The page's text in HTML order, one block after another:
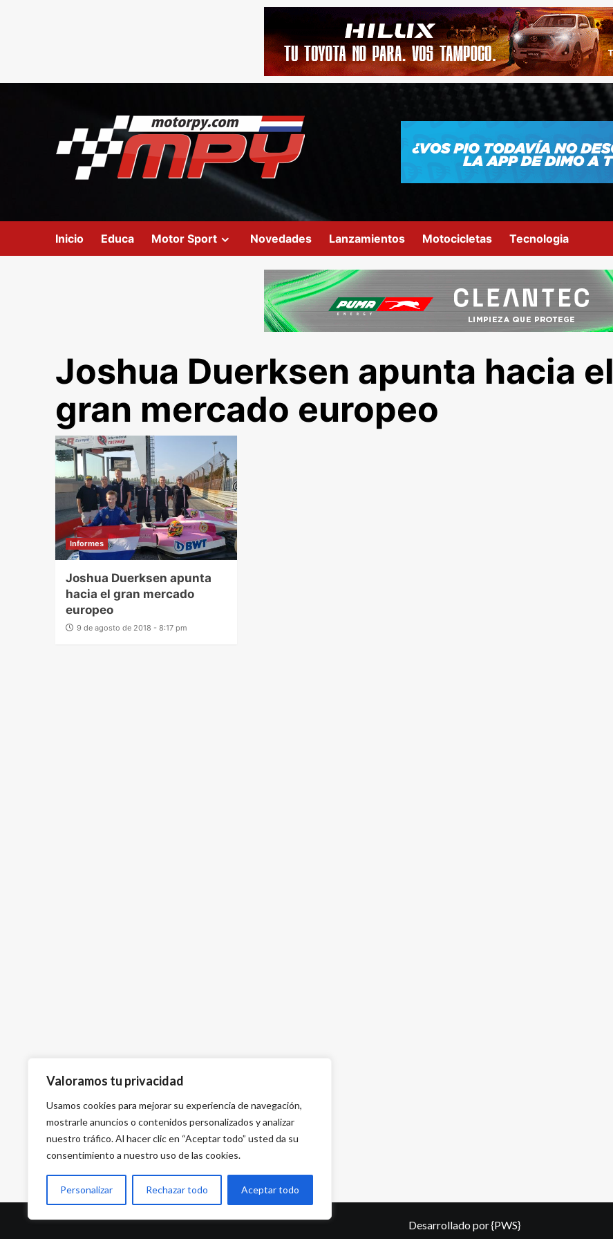
Valoramos tu privacidad
Usamos cookies para mejorar su experiencia de navegación,
mostrarle anuncios o contenidos personalizados y analizar
nuestro tráfico. Al hacer clic en “Aceptar todo” usted da su
consentimiento a nuestro uso de las cookies.
Personalizar Rechazar todo Aceptar todo
Inicio Educa Motor Sport Novedades Lanzamientos Motocicletas Tecnologia
Joshua Duerksen apunta hacia el
gran mercado europeo
Informes
Joshua Duerksen apunta
hacia el gran mercado
europeo
9 de agosto de 2018 - 8:17 pm
Desarrollado por{PWS}